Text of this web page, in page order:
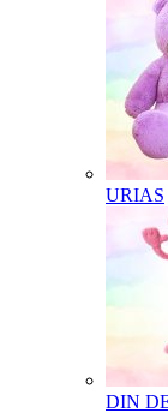
URIAS
DIN